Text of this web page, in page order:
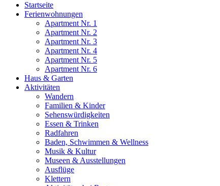
Startseite
Ferienwohnungen
Apartment Nr. 1
Apartment Nr. 2
Apartment Nr. 3
Apartment Nr. 4
Apartment Nr. 5
Apartment Nr. 6
Haus & Garten
Aktivitäten
Wandern
Familien & Kinder
Sehenswürdigkeiten
Essen & Trinken
Radfahren
Baden, Schwimmen & Wellness
Musik & Kultur
Museen & Ausstellungen
Ausflüge
Klettern